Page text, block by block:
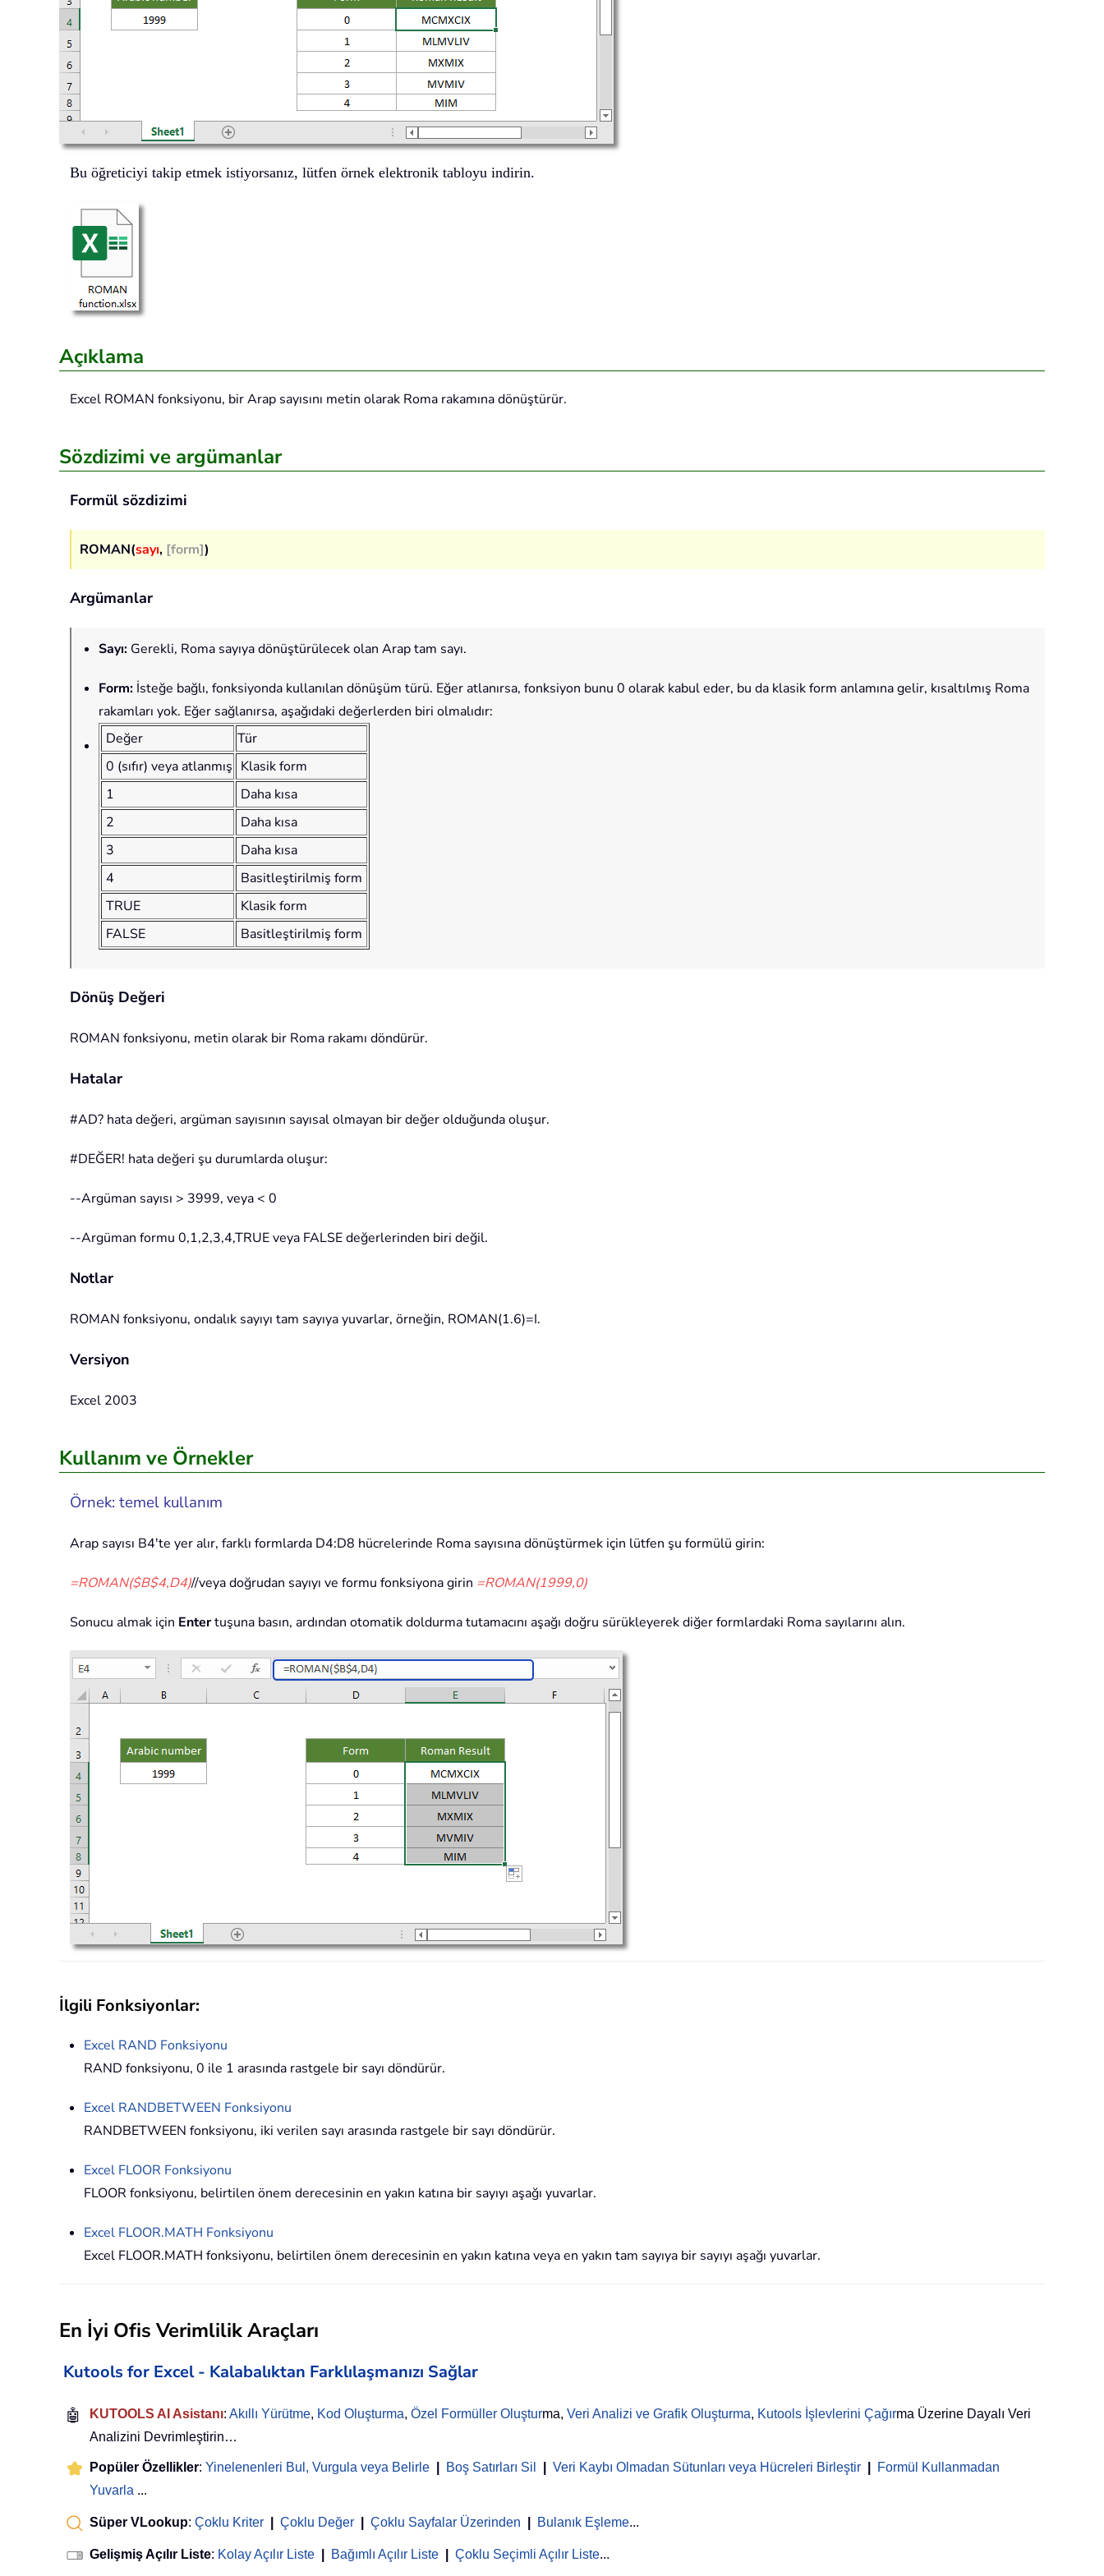
Bu öğreticiyi takip etmek istiyorsanız, lütfen örnek elektronik tabloyu indirin.
Açıklama
Excel ROMAN fonksiyonu, bir Arap sayısını metin olarak Roma rakamına dönüştürür.
Sözdizimi ve argümanlar
Formül sözdizimi
ROMAN(sayı, [form])
Argümanlar
Sayı: Gerekli, Roma sayıya dönüştürülecek olan Arap tam sayı.
Form: İsteğe bağlı, fonksiyonda kullanılan dönüşüm türü. Eğer atlanırsa, fonksiyon bunu 0 olarak kabul eder, bu da klasik form anlamına gelir, kısaltılmış Roma
rakamları yok. Eğer sağlanırsa, aşağıdaki değerlerden biri olmalıdır:
Değer
Tür
0 (sıfır) veya atlanmış Klasik form
1
Daha kısa
2
Daha kısa
3
Daha kısa
4
Basitleştirilmiş form
TRUE
Klasik form
FALSE
Basitleştirilmiş form
Dönüş Değeri
ROMAN fonksiyonu, metin olarak bir Roma rakamı döndürür.
Hatalar
#AD? hata değeri, argüman sayısının sayısal olmayan bir değer olduğunda oluşur.
#DEĞER! hata değeri şu durumlarda oluşur:
--Argüman sayısı > 3999, veya < 0
--Argüman formu 0,1,2,3,4,TRUE veya FALSE değerlerinden biri değil.
Notlar
ROMAN fonksiyonu, ondalık sayıyı tam sayıya yuvarlar, örneğin, ROMAN(1.6)=I.
Versiyon
Excel 2003
Kullanım ve Örnekler
Örnek: temel kullanım
Arap sayısı B4'te yer alır, farklı formlarda D4:D8 hücrelerinde Roma sayısına dönüştürmek için lütfen şu formülü girin:
=ROMAN($B$4,D4)//veya doğrudan sayıyı ve formu fonksiyona girin =ROMAN(1999,0)
Sonucu almak için Entertuşuna basın, ardından otomatik doldurma tutamacını aşağı doğru sürükleyerek diğer formlardaki Roma sayılarını alın.
İlgili Fonksiyonlar:
Excel RAND Fonksiyonu
RAND fonksiyonu, 0 ile 1 arasında rastgele bir sayı döndürür.
Excel RANDBETWEEN Fonksiyonu
RANDBETWEEN fonksiyonu, iki verilen sayı arasında rastgele bir sayı döndürür.
Excel FLOOR Fonksiyonu
FLOOR fonksiyonu, belirtilen önem derecesinin en yakın katına bir sayıyı aşağı yuvarlar.
Excel FLOOR.MATH Fonksiyonu
Excel FLOOR.MATH fonksiyonu, belirtilen önem derecesinin en yakın katına veya en yakın tam sayıya bir sayıyı aşağı yuvarlar.
En İyi Ofis Verimlilik Araçları
Kutools for Excel - Kalabalıktan Farklılaşmanızı Sağlar
🤖 KUTOOLS AI Asistanı: Akıllı Yürütme, Kod Oluşturma, Özel Formüller Oluşturma, Veri Analizi ve Grafik Oluşturma, Kutools İşlevlerini Çağırma Üzerine Dayalı Veri
Analizini Devrimleştirin…
Popüler Özellikler: Yinelenenleri Bul, Vurgula veya Belirle Boş Satırları Sil Veri Kaybı Olmadan Sütunları veya Hücreleri Birleştir
Formül Kullanmadan
Yuvarla ...
Süper VLookup: Çoklu Kriter Çoklu Değer Çoklu Sayfalar Üzerinden Bulanık Eşleme...
Gelişmiş Açılır Liste: Kolay Açılır Liste Bağımlı Açılır Liste Çoklu Seçimli Açılır Liste...